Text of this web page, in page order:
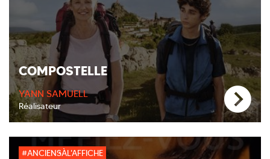
COMPOSTELLE
YANN SAMUELL
Réalisateur
#ANCIENSÀL'AFFICHE